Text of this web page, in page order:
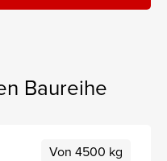
Baureihe
Von 4500 kg